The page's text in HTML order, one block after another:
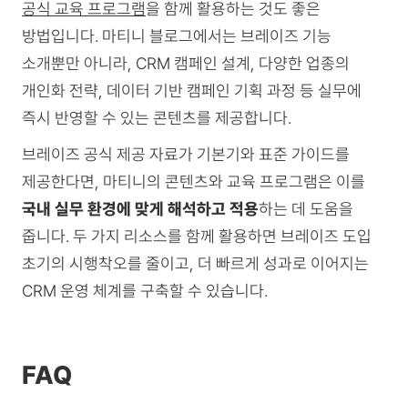
공식 교육 프로그램을 함께 활용하는 것도 좋은
방법입니다. 마티니 블로그에서는 브레이즈 기능
소개뿐만 아니라, CRM 캠페인 설계, 다양한 업종의
개인화 전략, 데이터 기반 캠페인 기획 과정 등 실무에
즉시 반영할 수 있는 콘텐츠를 제공합니다.
브레이즈 공식 제공 자료가 기본기와 표준 가이드를
제공한다면, 마티니의 콘텐츠와 교육 프로그램은 이를
국내 실무 환경에 맞게 해석하고 적용하는 데 도움을
줍니다. 두 가지 리소스를 함께 활용하면 브레이즈 도입
초기의 시행착오를 줄이고, 더 빠르게 성과로 이어지는
CRM 운영 체계를 구축할 수 있습니다.
FAQ